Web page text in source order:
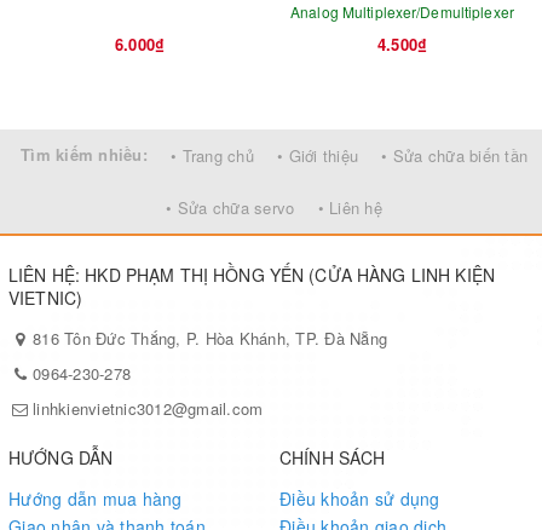
6.000₫
Analog Multiplexer/Demultiplexer
4.500₫
Tìm kiếm nhiều: • Trang chủ • Giới thiệu • Sửa chữa biến tần
• Sửa chữa servo • Liên hệ
LIÊN HỆ: HKD PHẠM THỊ HỒNG YẾN (CỬA HÀNG LINH KIỆN
VIETNIC)
816 Tôn Đức Thắng, P. Hòa Khánh, TP. Đà Nẵng
0964-230-278
linhkienvietnic3012@gmail.com
HƯỚNG DẪN
Hướng dẫn mua hàng
CHÍNH SÁCH
Điều khoản sử dụng